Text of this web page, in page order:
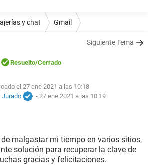
y chat Gmail
Siguiente Tema
Resuelto/Cerrado
el 27 ene 2021 a las 10:18
Jurado
- 27 ene 2021 a las 10:19
de malgastar mi tiempo en varios sitios,
solución para recuperar la clave de
gracias y felicitaciones.